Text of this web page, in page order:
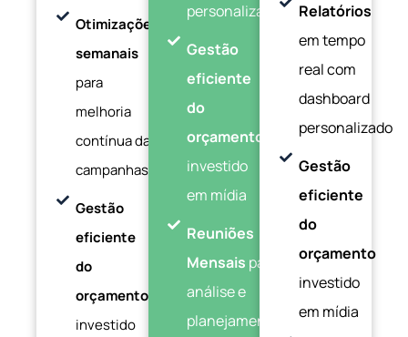
Otimizações
semanais
para
melhoria
contínua das
campanhas
Gestão
eficiente
do
orçamento
investido
personalizado
Gestão
eficiente
do
orçamento
investido
em mídia
Reuniões
Mensais para
análise e
planejamento
Relatórios
em tempo
real com
dashboard
personalizado
Gestão
eficiente
do
orçamento
investido
em mídia